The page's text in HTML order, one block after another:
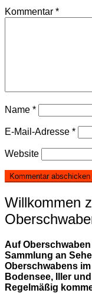
Kommentar *
Name *
E-Mail-Adresse *
Website
Willkommen
Auf
Sammlung an
Oberschwabens
Bodensee, Iller
Regelmäßig